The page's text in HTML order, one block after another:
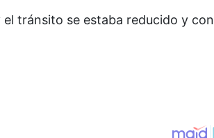
tránsito se estaba reducido y con